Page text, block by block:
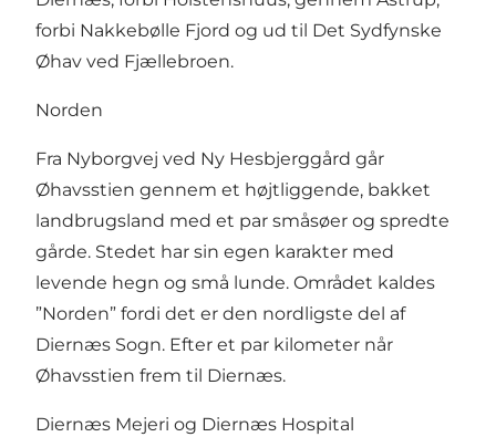
forbi Nakkebølle Fjord og ud til Det Sydfynske
Øhav ved Fjællebroen.
Norden
Fra Nyborgvej ved Ny Hesbjerggård går
Øhavsstien gennem et højtliggende, bakket
landbrugsland med et par småsøer og spredte
gårde. Stedet har sin egen karakter med
levende hegn og små lunde. Området kaldes
”Norden” fordi det er den nordligste del af
Diernæs Sogn. Efter et par kilometer når
Øhavsstien frem til Diernæs.
Diernæs Mejeri og Diernæs Hospital